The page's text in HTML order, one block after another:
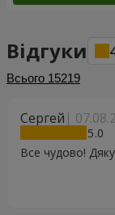
Відгуки
Всього 15219
Сергей
5
Все чудово!